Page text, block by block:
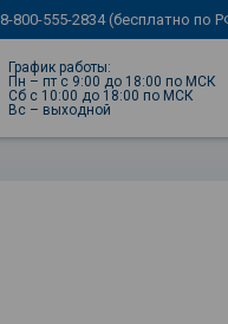
8-800-555-2834 (бесплатно по
График работы:
Пн – пт с 9:00 до 18:00 по МСК
Сб с 10:00 до 18:00 по МСК
Вс – выходной